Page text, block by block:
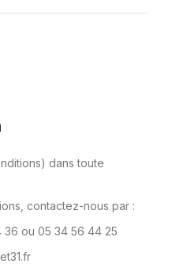
dans toute
contactez-nous par :
ou 05 34 56 44 25